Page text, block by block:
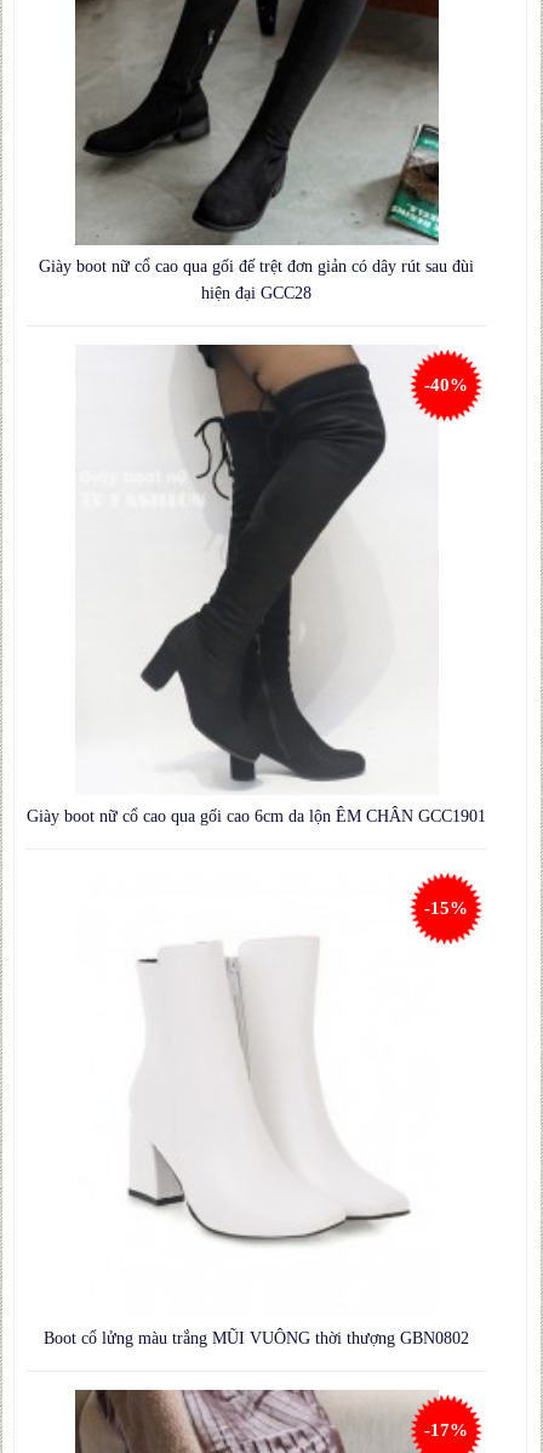
Giày boot nữ cổ cao qua gối đế trệt đơn giản có dây rút sau đùi
hiện đại GCC28
Giày boot nữ cổ cao qua gối cao 6cm da lộn ÊM CHÂN GCC1901
-40%
Boot cổ lửng màu trắng MŨI VUÔNG thời thượng GBN0802
-15%
-17%